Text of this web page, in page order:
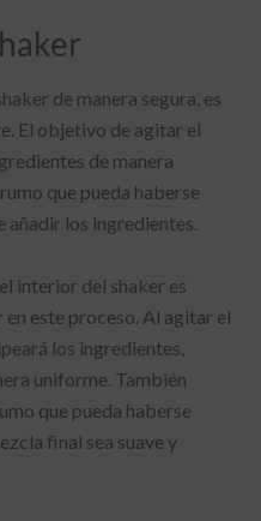
de manera segura, es
El objetivo de agitar el
de manera
que pueda haberse
añadir los ingredientes.
interior del shaker es
este proceso. Al agitar el
los ingredientes,
uniforme. También
que pueda haberse
final sea suave y